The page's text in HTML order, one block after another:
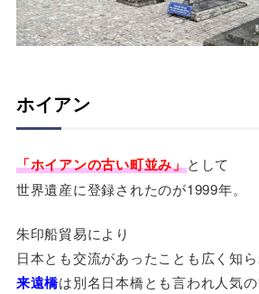
ホイアン
「ホイアンの古い町並み」として
世界遺産に登録されたのが1999年。
朱印船貿易により
日本とも交流があったことも広く知ら
来遠橋は別名日本橋とも言われ人気